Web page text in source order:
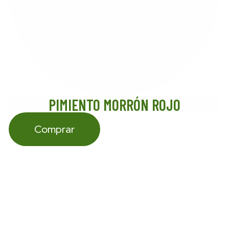
PIMIENTO MORRÓN ROJO
Comprar